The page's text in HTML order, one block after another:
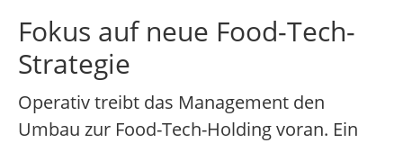
Fokus auf neue Food-Tech-
Strategie
Operativ treibt das Management den
Umbau zur Food-Tech-Holding voran. Ein